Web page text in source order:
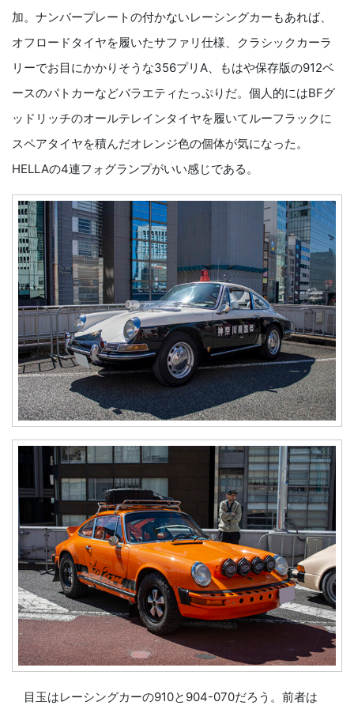
加。ナンバープレートの付かないレーシングカーもあれば、
オフロードタイヤを履いたサファリ仕様、クラシックカーラ
リーでお目にかかりそうな356プリA、もはや保存版の912ベ
ースのパトカーなどバラエティたっぷりだ。個人的にはBFグ
ッドリッチのオールテレインタイヤを履いてルーフラックに
スペアタイヤを積んだオレンジ色の個体が気になった。
HELLAの4連フォグランプがいい感じである。
目玉はレーシングカーの910と904-070だろう。前者は